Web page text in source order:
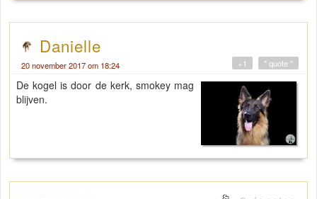
Danielle
20 november 2017 om 18:24 " quote "
+1
De kogel is door de kerk, smokey mag
blijven.